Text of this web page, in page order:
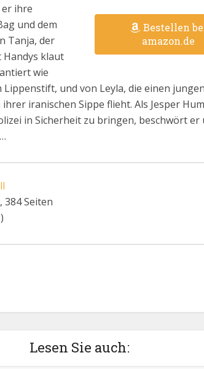
Bestellen
amazon.de
ihre
und dem
Tanja, der
Handys klaut
wie
und von Leyla, die einen
iranischen Sippe flieht. Als Jesper
in Sicherheit zu bringen, beschwört er
384 Seiten
Lesen Sie auch: